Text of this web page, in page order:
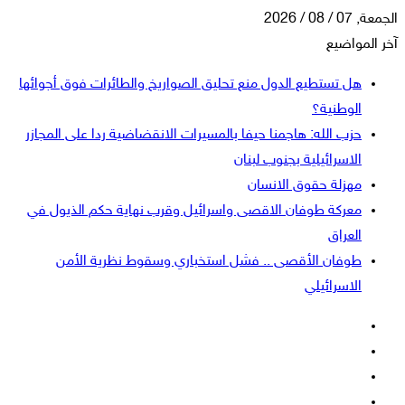
الجمعة, 07 / 08 / 2026
آخر المواضيع
هل تستطيع الدول منع تحليق الصواريخ والطائرات فوق أجوائها
الوطنية؟
حزب الله: هاجمنا حيفا بالمسيرات الانقضاضية ردا على المجازر
الاسرائيلية بجنوب لبنان
مهزلة حقوق الانسان
معركة طوفان الاقصى واسرائيل وقرب نهاية حكم الذيول في
العراق
طوفان الأقصى .. فشل استخباري وسقوط نظرية الأمن
الاسرائيلي